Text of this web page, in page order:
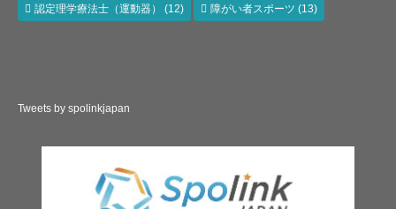
認定理学療法士（運動器） (12) 障がい者スポーツ (13)
Tweets by spolinkjapan